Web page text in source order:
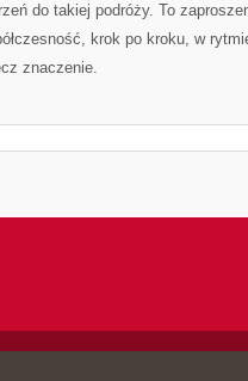
do takiej podróży. To
krok po kroku, w
znaczenie.